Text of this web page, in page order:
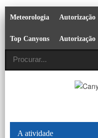
Meteorologia Autorização
Top Canyons Autorização
A atividade